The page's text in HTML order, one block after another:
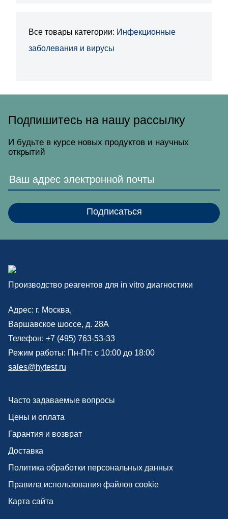
Все товары категории: Инфекционные
заболевания и вирусы
Подпишитесь на нашу рассылку
И будьте в курсе новых продуктов и научных
открытий
Производство реагентов для in vitro диагностики
Адрес: г. Москва,
Варшавское шоссе, д. 28А
Телефон: +7 (495) 763-53-33
Режим работы: Пн-Пт: с 10:00 до 18:00
sales@hytest.ru
Часто задаваемые вопросы
Цены и оплата
Гарантия и возврат
Доставка
Политика обработки персональных данных
Правила использования файлов cookie
Карта сайта